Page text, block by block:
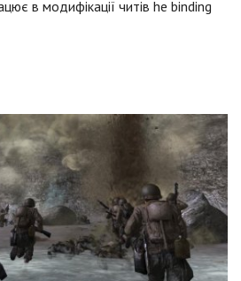
в модифікації читів he binding